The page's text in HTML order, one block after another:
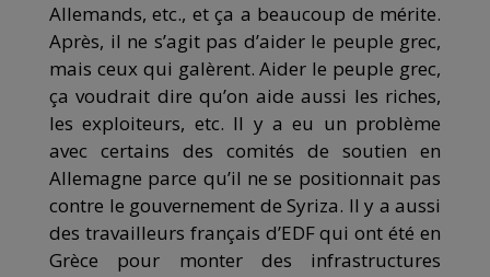
Allemands, etc., et ça a beaucoup de mérite.
Après, il ne s’agit pas d’aider le peuple grec,
mais ceux qui galèrent. Aider le peuple grec,
ça voudrait dire qu’on aide aussi les riches,
les exploiteurs, etc. Il y a eu un problème
avec certains des comités de soutien en
Allemagne parce qu’il ne se positionnait pas
contre le gouvernement de Syriza. Il y a aussi
des travailleurs français d’EDF qui ont été en
Grèce pour monter des infrastructures